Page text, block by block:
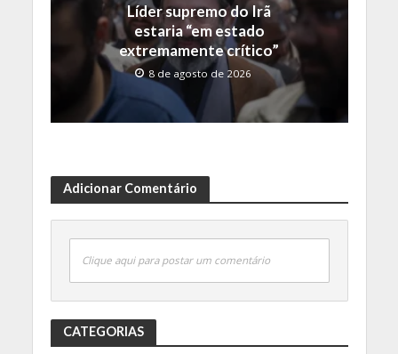
Líder supremo do Irã
estaria “em estado
extremamente crítico”
8 de agosto de 2026
Adicionar Comentário
Clique aqui para postar um comentário
CATEGORIAS